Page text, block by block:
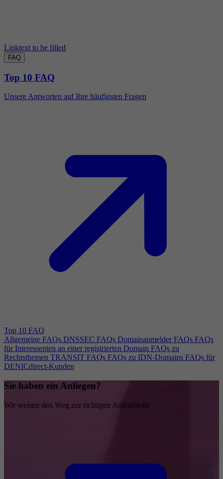
Linktext to be filled
FAQ
Top 10 FAQ
Unsere Antworten auf Ihre häufigsten Fragen
Top 10 FAQ
Allgemeine FAQs DNSSEC FAQs Domainanmelder FAQs FAQs
für Interessenten an einer registrierten Domain FAQs zu
Rechtsthemen TRANSIT FAQs FAQs zu IDN-Domains FAQs für
DENICdirect-Kunden
Sie haben ein Anliegen?
Wir weisen den Weg zur richtigen Anlaufstelle